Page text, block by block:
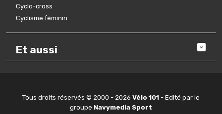
Cyclo-cross
Cyclisme féminin
Et aussi
Tous droits réservés © 2000 - 2026 Vélo 101 - Edité par le
groupe Navymedia Sport